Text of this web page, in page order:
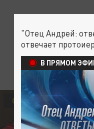
ОБЩЕСТВО
"Отец Андрей:
отвечает
В ПРЯМОМ